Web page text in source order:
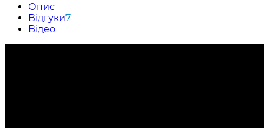
Опис
Відгуки7
Відео